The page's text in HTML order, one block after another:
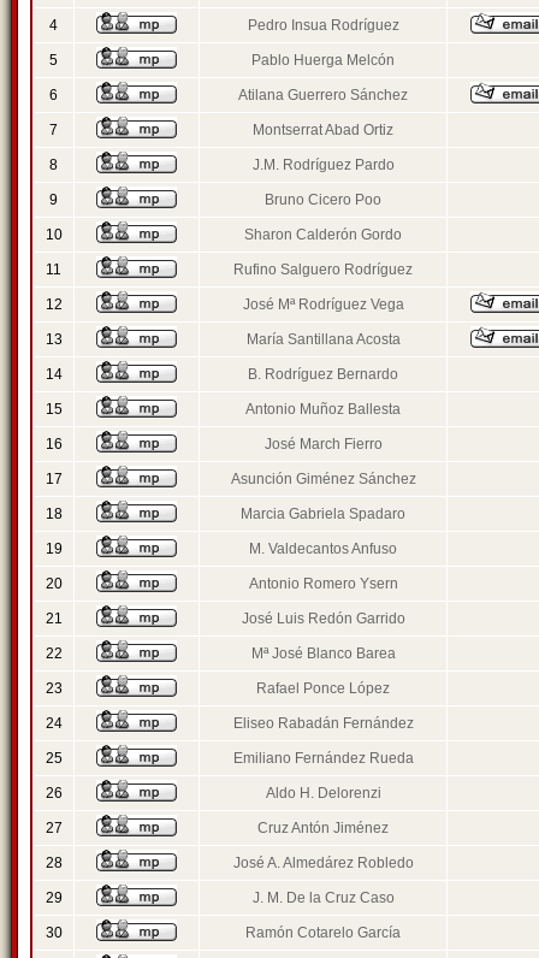
4 Pedro Insua Rodríguez
5 Pablo Huerga Melcón
6 Atilana Guerrero Sánchez
7 Montserrat Abad Ortiz
8 J.M. Rodríguez Pardo
9 Bruno Cicero Poo
10 Sharon Calderón Gordo
11 Rufino Salguero Rodríguez
12 José Mª Rodríguez Vega
13 María Santillana Acosta
14 B. Rodríguez Bernardo
15 Antonio Muñoz Ballesta
16 José March Fierro
17 Asunción Giménez Sánchez
18 Marcia Gabriela Spadaro
19 M. Valdecantos Anfuso
20 Antonio Romero Ysern
21 José Luis Redón Garrido
22 Mª José Blanco Barea
23 Rafael Ponce López
24 Eliseo Rabadán Fernández
25 Emiliano Fernández Rueda
26 Aldo H. Delorenzi
27 Cruz Antón Jiménez
28 José A. Almedárez Robledo
29 J. M. De la Cruz Caso
30 Ramón Cotarelo García